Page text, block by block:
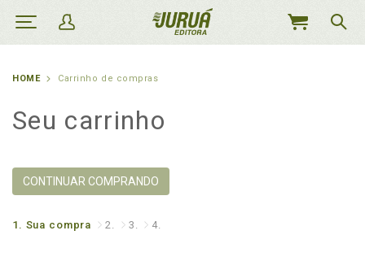
MEU
HOME Carrinho de compras
Seu carrinho
CONTINUAR COMPRANDO
1. Sua compra 2. 3. 4.